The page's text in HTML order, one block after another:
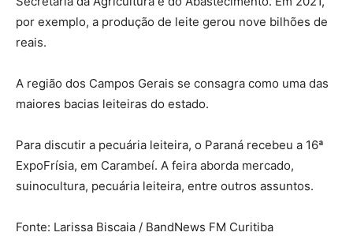
por exemplo, a produção de leite gerou nove bilhões de
reais.
A região dos Campos Gerais se consagra como uma das
maiores bacias leiteiras do estado.
Para discutir a pecuária leiteira, o Paraná recebeu a 16ª
ExpoFrísia, em Carambeí. A feira aborda mercado,
suinocultura, pecuária leiteira, entre outros assuntos.
Fonte: Larissa Biscaia / BandNews FM Curitiba